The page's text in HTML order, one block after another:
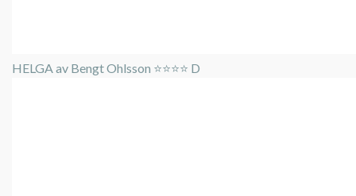
HELGA av Bengt Ohlsson ⭐️⭐️⭐️⭐️ D